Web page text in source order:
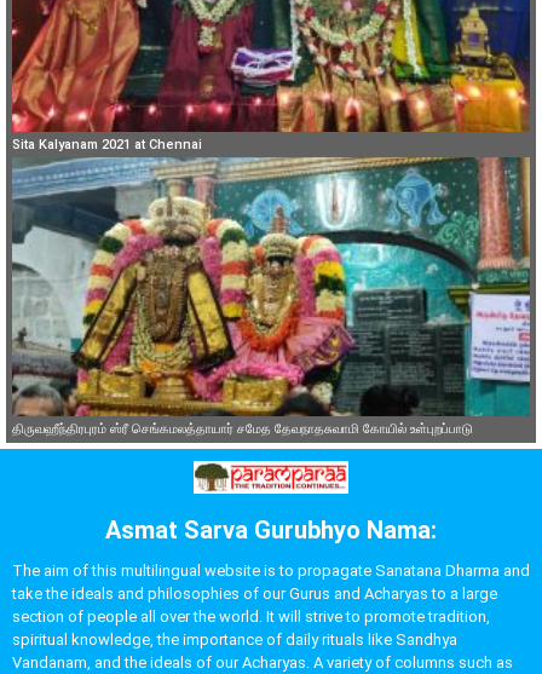
Sita Kalyanam 2021 at Chennai
திருவஹீந்திரபுரம் ஸ்ரீ செங்கமலத்தாயார் சமேத தேவநாதசுவாமி கோயில் உள்புறப்பாடு
Asmat Sarva Gurubhyo Nama:
The aim of this multilingual website is to propagate Sanatana Dharma and
take the ideals and philosophies of our Gurus and Acharyas to a large
section of people all over the world. It will strive to promote tradition,
spiritual knowledge, the importance of daily rituals like Sandhya
Vandanam, and the ideals of our Acharyas. A variety of columns such as